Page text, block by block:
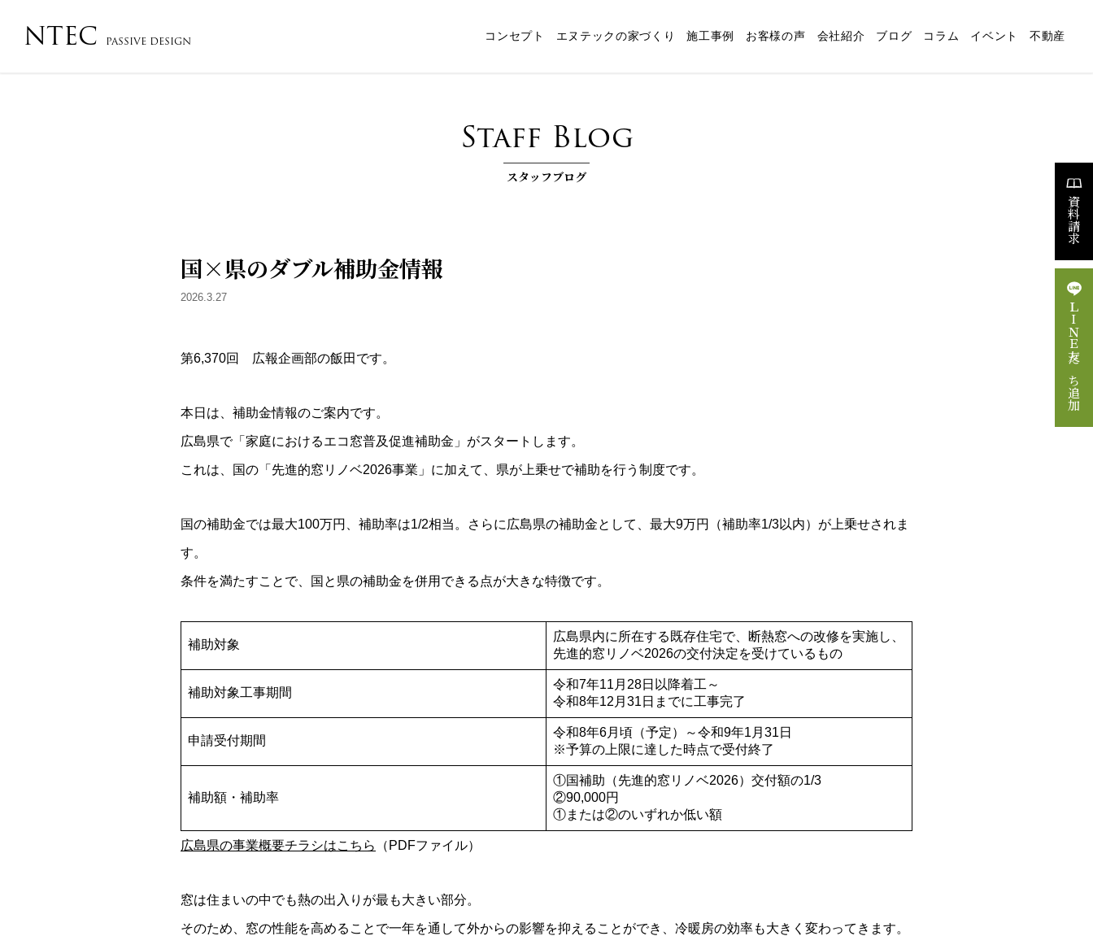
NTEC PASSIVE DESIGN コンセプト エヌテックの家づくり 施工事例 お客様の声 会社紹介 ブログ コラム イベント 不動産
資料請求
ＬＩＮＥ友だち追加
Staff Blog
スタッフブログ
国×県のダブル補助金情報
2026.3.27
第6,370回 広報企画部の飯田です。
本日は、補助金情報のご案内です。
広島県で「家庭におけるエコ窓普及促進補助金」がスタートします。
これは、国の「先進的窓リノベ2026事業」に加えて、県が上乗せで補助を行う制度です。
国の補助金では最大100万円、補助率は1/2相当。さらに広島県の補助金として、最大9万円（補助率1/3以内）が上乗せされま
す。
条件を満たすことで、国と県の補助金を併用できる点が大きな特徴です。
補助対象
広島県内に所在する既存住宅で、断熱窓への改修を実施し、
先進的窓リノベ2026の交付決定を受けているもの
補助対象工事期間
令和7年11月28日以降着工～
令和8年12月31日までに工事完了
申請受付期間
令和8年6月頃（予定）～令和9年1月31日
※予算の上限に達した時点で受付終了
補助額・補助率
①国補助（先進的窓リノベ2026）交付額の1/3
②90,000円
①または②のいずれか低い額
広島県の事業概要チラシはこちら （PDFファイル）
窓は住まいの中でも熱の出入りが最も大きい部分。
そのため、窓の性能を高めることで一年を通して外からの影響を抑えることができ、冷暖房の効率も大きく変わってきます。